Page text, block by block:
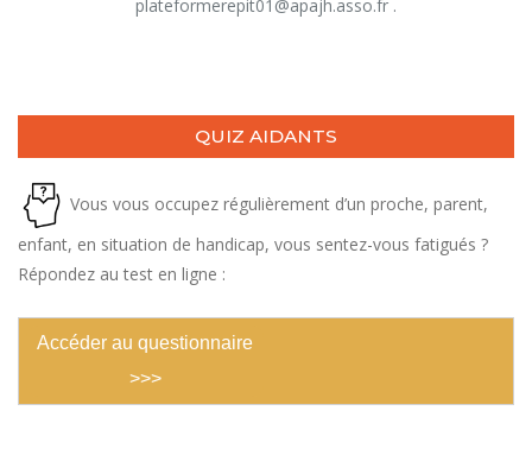
plateformerepit01@apajh.asso.fr .
QUIZ AIDANTS
Vous vous occupez régulièrement d’un proche, parent,
enfant, en situation de handicap, vous sentez-vous fatigués ?
Répondez au test en ligne :
Accéder au questionnaire
>>>